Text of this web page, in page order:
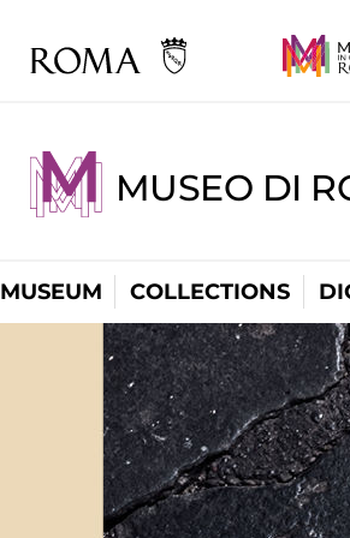
MUSEO DI
MUSEUM COLLECTIONS